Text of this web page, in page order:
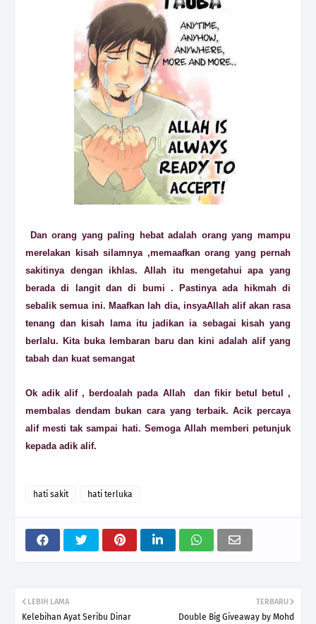
Dan orang yang paling hebat adalah orang yang mampu
merelakan kisah silamnya ,memaafkan orang yang pernah
sakitinya dengan ikhlas. Allah itu mengetahui apa yang
berada di langit dan di bumi . Pastinya ada hikmah di
sebalik semua ini. Maafkan lah dia, insyaAllah alif akan rasa
tenang dan kisah lama itu jadikan ia sebagai kisah yang
berlalu. Kita buka lembaran baru dan kini adalah alif yang
tabah dan kuat semangat
Ok adik alif , berdoalah pada Allah dan fikir betul betul ,
membalas dendam bukan cara yang terbaik. Acik percaya
alif mesti tak sampai hati. Semoga Allah memberi petunjuk
kepada adik alif.
hati sakit hati terluka
TERBARU
Double Big Giveaway by Mohd
LEBIH LAMA
Kelebihan Ayat Seribu Dinar